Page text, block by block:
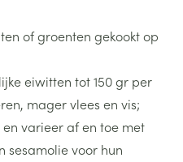
of groenten gekookt op
eiwitten tot 150 gr per
mager vlees en vis;
varieer af en toe met
sesamolie voor hun